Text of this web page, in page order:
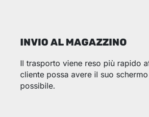
INVIO AL MAGAZZINO
Il trasporto viene reso più rapido
cliente possa avere il suo
possibile.